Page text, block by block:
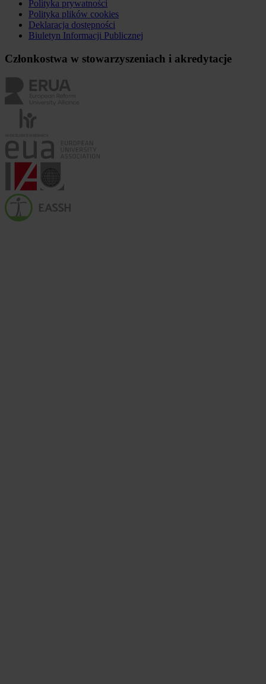
Polityka prywatności
Polityka plików cookies
Deklaracja dostępności
Biuletyn Informacji Publicznej
Członkostwa w stowarzyszeniach i akredytacje